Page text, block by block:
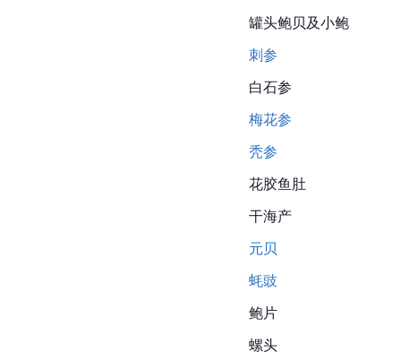
罐头鲍贝及小鲍
刺参
白石参
梅花参
秃参
花胶鱼肚
干海产
元贝
蚝豉
鲍片
螺头